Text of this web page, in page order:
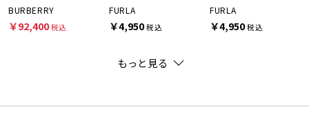
BURBERRY
￥92,400税込
FURLA
￥4,950税込
FURLA
￥4,950税込
もっと見る